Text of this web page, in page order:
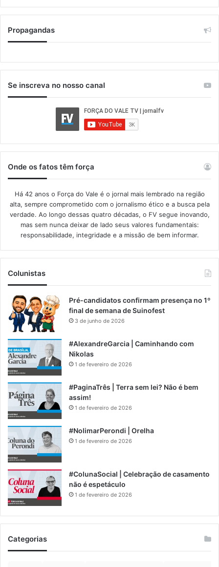
Propagandas
Se inscreva no nosso canal
Onde os fatos têm força
Há 42 anos o Força do Vale é o jornal mais lembrado na região
alta, sempre comprometido com o jornalismo ético e a busca pela
verdade. Ao longo dessas quatro décadas, o FV segue inovando,
mas sem nunca deixar de lado seus valores fundamentais:
responsabilidade, integridade e a missão de bem informar.​
Colunistas
Pré-candidatos confirmam presença no 1º
final de semana de Suinofest
3 de junho de 2026
#AlexandreGarcia | Caminhando com
Nikolas
1 de fevereiro de 2026
#PaginaTrês | Terra sem lei? Não é bem
assim!
1 de fevereiro de 2026
#NolimarPerondi | Orelha
1 de fevereiro de 2026
#ColunaSocial | Celebração de casamento
não é espetáculo
1 de fevereiro de 2026
Categorias